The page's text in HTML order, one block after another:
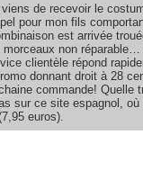
de recevoir le
pour mon fils
est arrivée
non
clientèle répond
donnant droit à 28
commande!
sur ce site espagnol,
euros).